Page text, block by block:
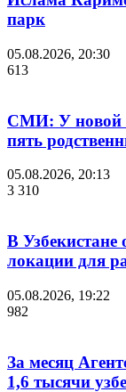
парк
05.08.2026, 20:30
613
СМИ: У новой
пять
05.08.2026, 20:13
3 310
В
локации для
05.08.2026, 19:22
982
За месяц
1,6 тысячи